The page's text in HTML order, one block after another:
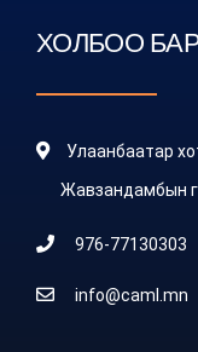
ХОЛБОО
Улаанбаатар
Жавзандамбын
976-77130303
info@caml.mn